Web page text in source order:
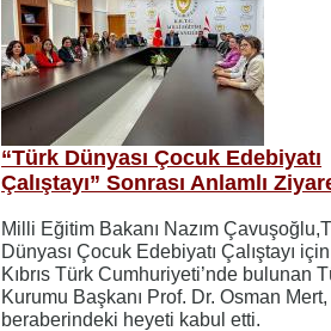
“Türk Dünyası Çocuk Edebiyatı
Çalıştayı” Sonrası Anlamlı
Milli Eğitim Bakanı Nazım
Dünyası Çocuk Edebiyatı Çalıştayı
Kıbrıs Türk Cumhuriyeti’nde bulunan
Kurumu Başkanı Prof. Dr. Osman Mert,
beraberindeki heyeti kabul etti.